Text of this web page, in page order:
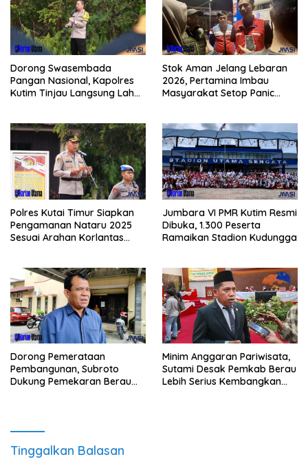
Dorong Swasembada
Pangan Nasional, Kapolres
Kutim Tinjau Langsung Lahan
Stok Aman Jelang Lebaran
2026, Pertamina Imbau
Masyarakat Setop Panic
Polres Kutai Timur Siapkan
Pengamanan Nataru 2025
Sesuai Arahan Korlantas
Jumbara VI PMR Kutim Resmi
Dibuka, 1.300 Peserta
Ramaikan Stadion Kudungga
Dorong Pemerataan
Pembangunan, Subroto
Dukung Pemekaran Berau
Minim Anggaran Pariwisata,
Sutami Desak Pemkab Berau
Lebih Serius Kembangkan
Tinggalkan Balasan